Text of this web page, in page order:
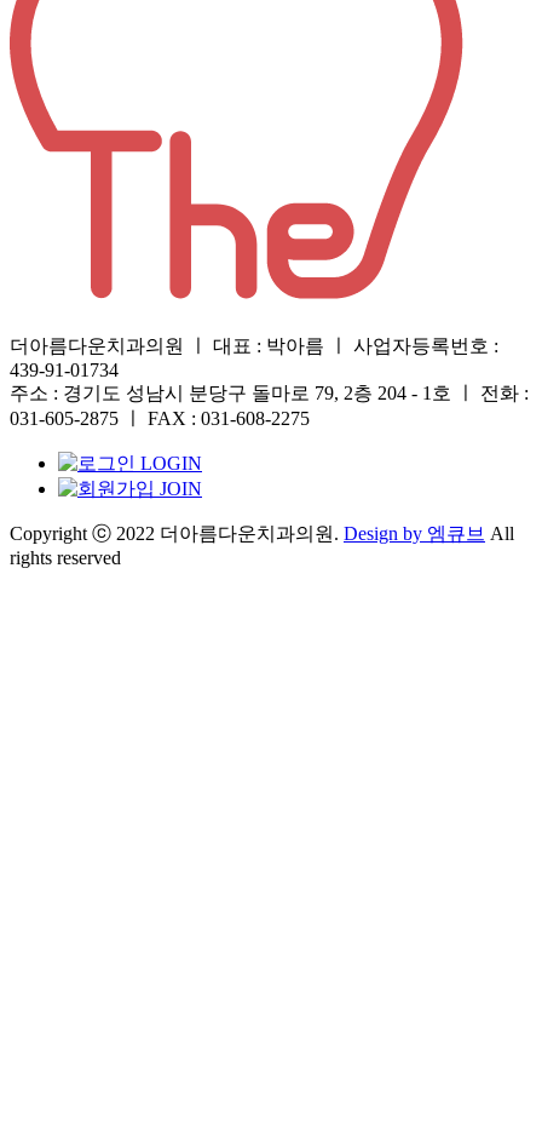
더아름다운치과의원 ㅣ 대표 : 박아름 ㅣ 사업자등록번호 :
439-91-01734
주소 : 경기도 성남시 분당구 돌마로 79, 2층 204 - 1호 ㅣ 전화 :
031-605-2875 ㅣ FAX : 031-608-2275
LOGIN
JOIN
Copyright ⓒ 2022 더아름다운치과의원. Design by 엠큐브 All
rights reserved